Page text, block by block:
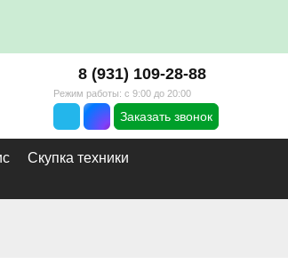
8 (931) 109-28-88
Режим работы: с 9:00 до 20:00
Заказать звонок
Скупка техники